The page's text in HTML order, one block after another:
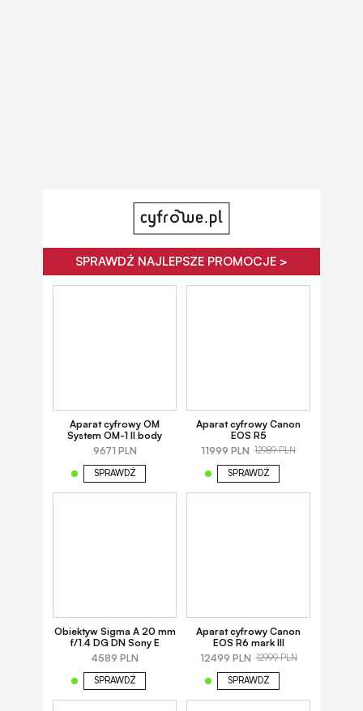
SPRAWDŹ NAJLEPSZE PROMOCJE >
Aparat cyfrowy OM
System OM-1 II body
9671 PLN
SPRAWDŹ
Aparat cyfrowy Canon
EOS R5
11999 PLN 12989 PLN
SPRAWDŹ
Obiektyw Sigma A 20 mm
f/1.4 DG DN Sony E
4589 PLN
SPRAWDŹ
Aparat cyfrowy Canon
EOS R6 mark III
12499 PLN 12999 PLN
SPRAWDŹ